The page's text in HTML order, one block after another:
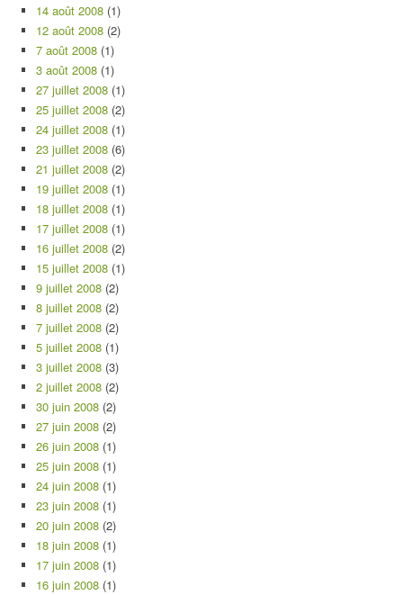
14 août 2008 (1)
12 août 2008 (2)
7 août 2008 (1)
3 août 2008 (1)
27 juillet 2008 (1)
25 juillet 2008 (2)
24 juillet 2008 (1)
23 juillet 2008 (6)
21 juillet 2008 (2)
19 juillet 2008 (1)
18 juillet 2008 (1)
17 juillet 2008 (1)
16 juillet 2008 (2)
15 juillet 2008 (1)
9 juillet 2008 (2)
8 juillet 2008 (2)
7 juillet 2008 (2)
5 juillet 2008 (1)
3 juillet 2008 (3)
2 juillet 2008 (2)
30 juin 2008 (2)
27 juin 2008 (2)
26 juin 2008 (1)
25 juin 2008 (1)
24 juin 2008 (1)
23 juin 2008 (1)
20 juin 2008 (2)
18 juin 2008 (1)
17 juin 2008 (1)
16 juin 2008 (1)